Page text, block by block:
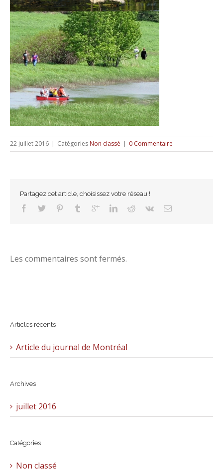
22 juillet 2016 | Catégories Non classé | 0 Commentaire
Partagez cet article, choisissez votre réseau !
Les commentaires sont fermés.
Articles récents
Article du journal de Montréal
Archives
juillet 2016
Catégories
Non classé